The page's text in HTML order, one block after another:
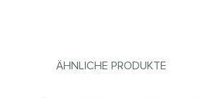
ÄHNLICHE PRODUKTE